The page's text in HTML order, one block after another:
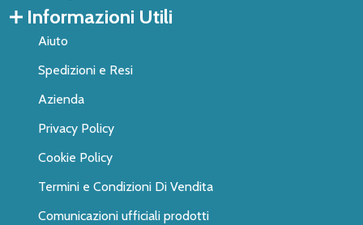
Informazioni Utili
Aiuto
Spedizioni e Resi
Azienda
Privacy Policy
Cookie Policy
Termini e Condizioni Di Vendita
Comunicazioni ufficiali prodotti